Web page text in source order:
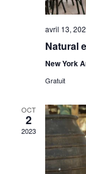
avril 13,
Natural
New York
Gratuit
OCT
2
2023